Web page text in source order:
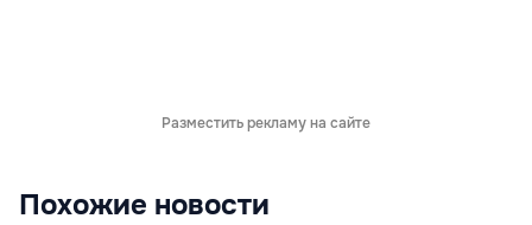
Разместить рекламу на сайте
Похожие новости